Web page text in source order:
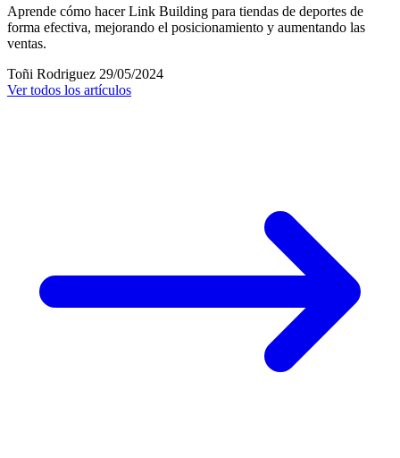
Aprende cómo hacer Link Building para tiendas de deportes de
forma efectiva, mejorando el posicionamiento y aumentando las
ventas.
Toñi Rodriguez 29/05/2024
Ver todos los artículos